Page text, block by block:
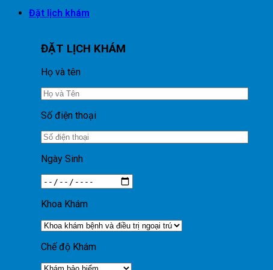
Đặt lịch khám
ĐẶT LỊCH KHÁM
Họ và tên
Số điện thoại
Ngày Sinh
Khoa Khám
Chế độ Khám